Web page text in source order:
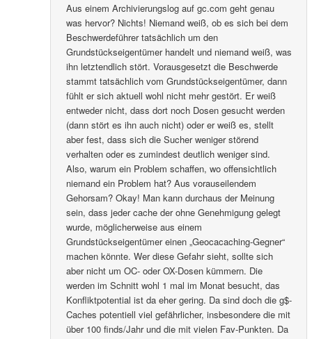
Aus einem Archivierungslog auf gc.com geht genau
was hervor? Nichts! Niemand weiß, ob es sich bei dem
Beschwerdeführer tatsächlich um den
Grundstückseigentümer handelt und niemand weiß, was
ihn letztendlich stört. Vorausgesetzt die Beschwerde
stammt tatsächlich vom Grundstückseigentümer, dann
fühlt er sich aktuell wohl nicht mehr gestört. Er weiß
entweder nicht, dass dort noch Dosen gesucht werden
(dann stört es ihn auch nicht) oder er weiß es, stellt
aber fest, dass sich die Sucher weniger störend
verhalten oder es zumindest deutlich weniger sind.
Also, warum ein Problem schaffen, wo offensichtlich
niemand ein Problem hat? Aus vorauseilendem
Gehorsam? Okay! Man kann durchaus der Meinung
sein, dass jeder cache der ohne Genehmigung gelegt
wurde, möglicherweise aus einem
Grundstückseigentümer einen „Geocacaching-Gegner“
machen könnte. Wer diese Gefahr sieht, sollte sich
aber nicht um OC- oder OX-Dosen kümmern. Die
werden im Schnitt wohl 1 mal im Monat besucht, das
Konfliktpotential ist da eher gering. Da sind doch die g$-
Caches potentiell viel gefährlicher, insbesondere die mit
über 100 finds/Jahr und die mit vielen Fav-Punkten. Da